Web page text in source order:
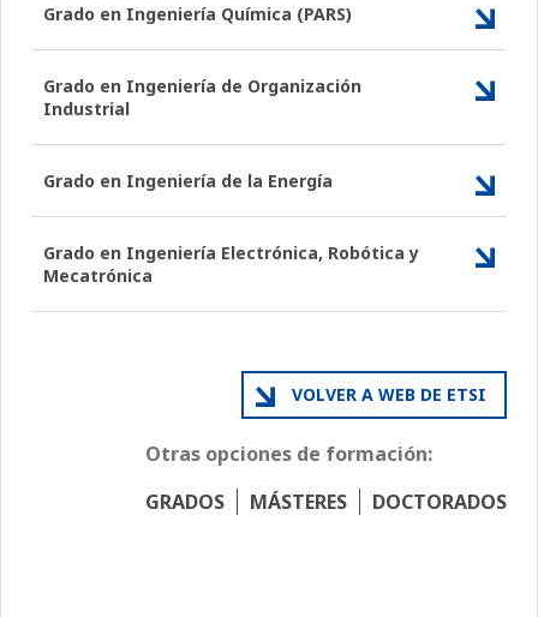
Grado en Ingeniería Química (PARS)
Grado en Ingeniería de Organización
Industrial
Grado en Ingeniería de la Energía
Grado en Ingeniería Electrónica, Robótica y
Mecatrónica
VOLVER A WEB DE ETSI
Otras opciones de formación:
GRADOS
MÁSTERES DOCTORADOS